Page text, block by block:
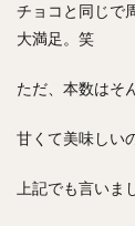
チョコと同じで
大満足。笑
ただ、本数はそ
甘くて美味しい
上記でも言いま